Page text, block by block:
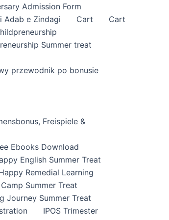
Admission Form
Adab e Zindagi Cart
Cart
Summer treat
przewodnik po bonusie
Freispiele &
Ebooks Download
English Summer Treat
Remedial Learning
Summer Treat
Journey Summer Treat
IPOS Trimester